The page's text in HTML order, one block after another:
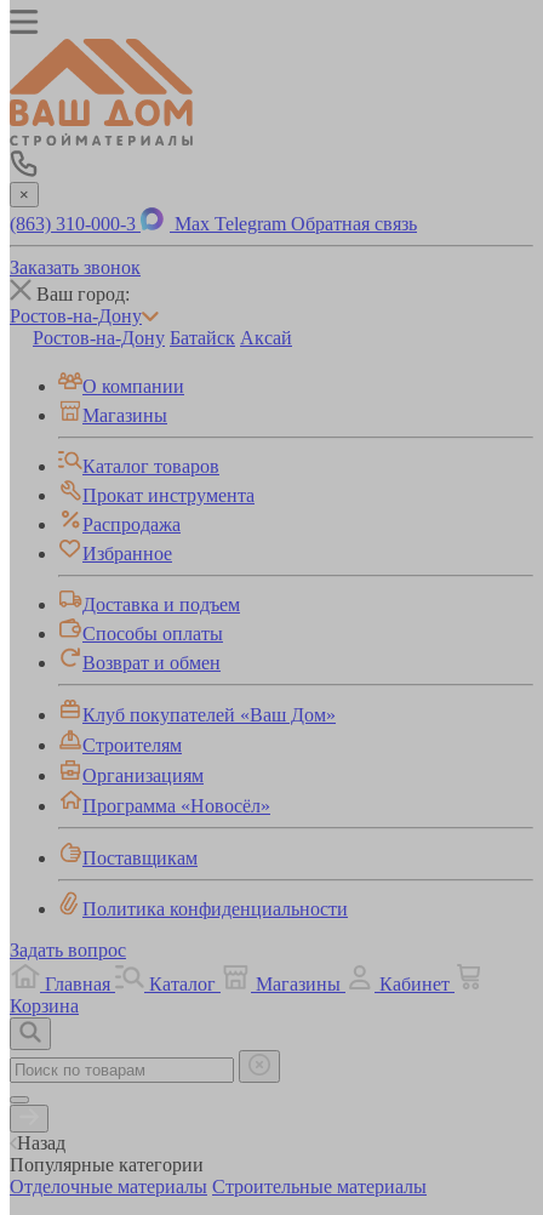
×
(863) 310-000-3 Max Telegram Обратная связь
Заказать звонок
Ваш город:
Ростов-на-Дону
Ростов-на-Дону Батайск Аксай
О компании
Магазины
Каталог товаров
Прокат инструмента
Распродажа
Избранное
Доставка и подъем
Способы оплаты
Возврат и обмен
Клуб покупателей «Ваш Дом»
Строителям
Организациям
Программа «Новосёл»
Поставщикам
Политика конфиденциальности
Задать вопрос
Главная
Каталог Магазины
Кабинет
Корзина
Назад
Популярные категории
Отделочные материалы Строительные материалы